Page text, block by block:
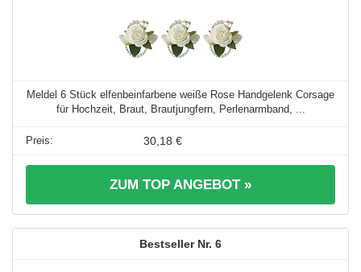
Meldel 6 Stück elfenbeinfarbene weiße Rose Handgelenk Corsage
für Hochzeit, Braut, Brautjungfern, Perlenarmband, ...
30,18 €
ZUM TOP ANGEBOT »
6